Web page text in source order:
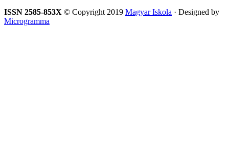
ISSN 2585-853X © Copyright 2019 Magyar Iskola · Designed by
Microgramma